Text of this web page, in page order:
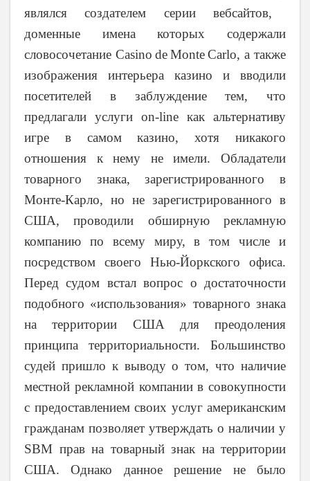
являлся создателем серии вебсайтов,
доменные имена которых содержали
словосочетание Casino deMonteCarlo, а также
изображения интерьера казино и вводили
посетителей в заблуждение тем, что
предлагали услуги on-line как альтернативу
игре в самом казино, хотя никакого
отношения к нему не имели. Обладатели
товарного знака, зарегистрированного в
Монте-Карло, но не зарегистрированного в
США, проводили обширную рекламную
компанию по всему миру, в том числе и
посредством своего Нью-Йоркского офиса.
Перед судом встал вопрос о достаточности
подобного «использования» товарного знака
на территории США для преодоления
принципа территориальности. Большинство
судей пришло к выводу о том, что наличие
местной рекламной компании в совокупности
с предоставлением своих услуг американским
гражданам позволяет утверждать о наличии у
SBM прав на товарный знак на территории
США. Однако данное решение не было